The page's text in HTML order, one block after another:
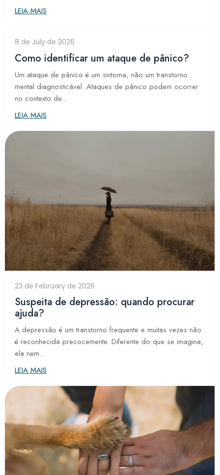
LEIA MAIS
8 de July de 2026
Como identificar um ataque de pânico?
Um ataque de pânico é um sintoma, não um transtorno
mental diagnosticável. Ataques de pânico podem ocorrer
no contexto de...
LEIA MAIS
23 de February de 2026
Suspeita de depressão: quando procurar
ajuda?
A depressão é um transtorno frequente e muitas vezes não
é reconhecida precocemente. Diferente do que se imagina,
ela nem...
LEIA MAIS